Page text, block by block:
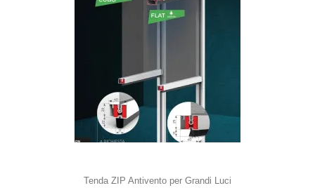
Tenda ZIP Antivento per Grandi Luci